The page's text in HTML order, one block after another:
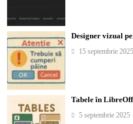
Designer vizual
15 septembrie 2025
Tabele în
5 septembrie 2025